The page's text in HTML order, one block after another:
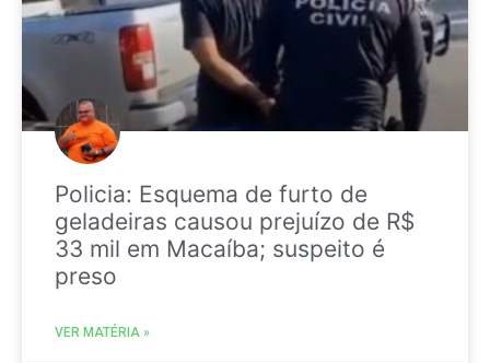
Policia: Esquema de furto de
geladeiras causou prejuízo de R$
33 mil em Macaíba; suspeito é
preso
VER MATÉRIA »